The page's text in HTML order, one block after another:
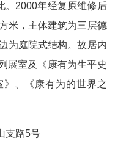
。2000年经复原维修后
米，主体建筑为三层德
为庭院式结构。故居内
展室及《康有为生平史
、《康有为的世界之
支路5号